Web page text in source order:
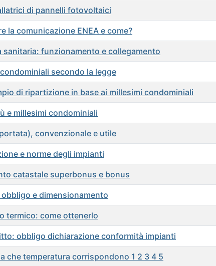
di pannelli fotovoltaici
la comunicazione ENEA e come?
sanitaria: funzionamento e collegamento
secondo la legge
di ripartizione in base ai millesimi condominiali
e millesimi condominiali
convenzionale e utile
e norme degli impianti
catastale superbonus e bonus
e dimensionamento
termico: come ottenerlo
obbligo dichiarazione conformità impianti
che temperatura corrispondono 1 2 3 4 5